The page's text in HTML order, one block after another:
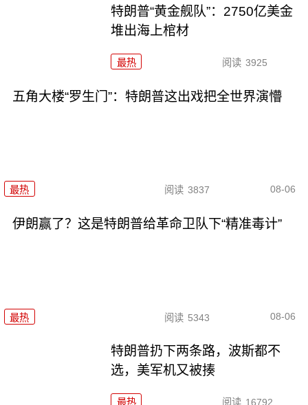
特朗普“黄金舰队”：2750亿美金
堆出海上棺材
最热 阅读 3925
五角大楼“罗生门”：特朗普这出戏把全世界演懵
最热 阅读 3837 08-06
伊朗赢了？这是特朗普给革命卫队下“精准毒计”
最热 阅读 5343 08-06
特朗普扔下两条路，波斯都不
选，美军机又被揍
最热 阅读 16792